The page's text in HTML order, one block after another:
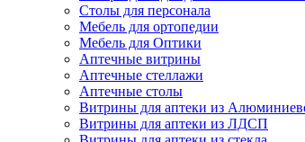
Столы для персонала
Мебель для ортопедии
Мебель для Оптики
Аптечные витрины
Аптечные стеллажи
Аптечные столы
Витрины для аптеки из
Витрины для аптеки из ЛДСП